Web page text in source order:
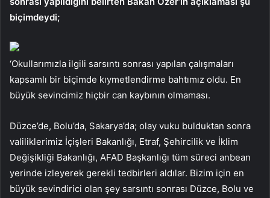
biçimdeydi;
‘Okullarımızla ilgili sarsıntı sonrası yapılan çalışmaları
kapsamlı bir biçimde kıymetlendirme bahtımız oldu. En
büyük sevincimiz hiçbir can kaybının olmaması.
Düzce’de, Bolu’da, Sakarya’da; olay vuku bulduktan sonra
valiliklerimiz İçişleri Bakanlığı, Etraf, Şehircilik ve İklim
Değişikliği Bakanlığı, AFAD Başkanlığı tüm süreci anbean
yerinde izleyerek gerekli tedbirleri aldılar. Bizim için en
büyük sevindirici olan şey sarsıntı sonrası Düzce, Bolu ve